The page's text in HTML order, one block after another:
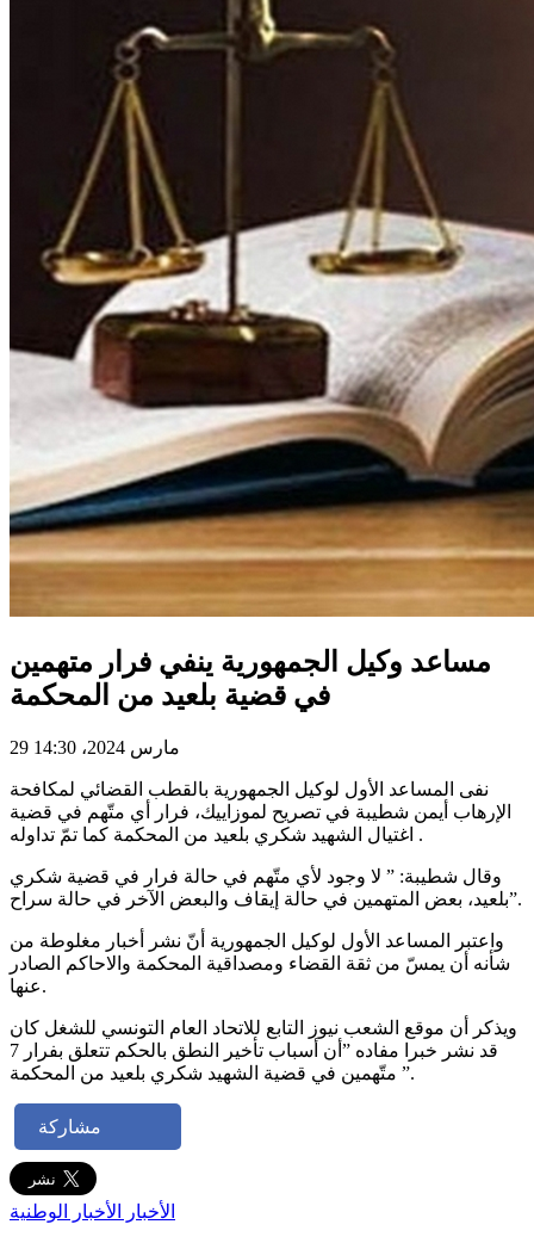
مساعد وكيل الجمهورية ينفي فرار متهمين
في قضية بلعيد من المحكمة
29 مارس 2024، 14:30
نفى المساعد الأول لوكيل الجمهورية بالقطب القضائي لمكافحة
الإرهاب أيمن شطيبة في تصريح لموزاييك، فرار أي متّهم في قضية
اغتيال الشهيد شكري بلعيد من المحكمة كما تمّ تداوله .
وقال شطيبة: ” لا وجود لأي متّهم في حالة فرار في قضية شكري
بلعيد، بعض المتهمين في حالة إيقاف والبعض الآخر في حالة سراح”.
واعتبر المساعد الأول لوكيل الجمهورية أنّ نشر أخبار مغلوطة من
شأنه أن يمسّ من ثقة القضاء ومصداقية المحكمة والاحاكم الصادر
عنها.
ويذكر أن موقع الشعب نيوز التابع للاتحاد العام التونسي للشغل كان
قد نشر خبرا مفاده ”أن أسباب تأخير النطق بالحكم تتعلق بفرار 7
متّهمين في قضية الشهيد شكري بلعيد من المحكمة ”.
مشاركة
الأخبار الأخبار الوطنية